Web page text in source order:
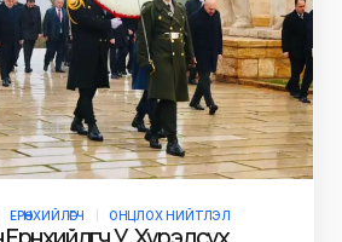
ЕРӨНХИЙЛӨГЧ ОНЦЛОХ НИЙТЛЭЛ